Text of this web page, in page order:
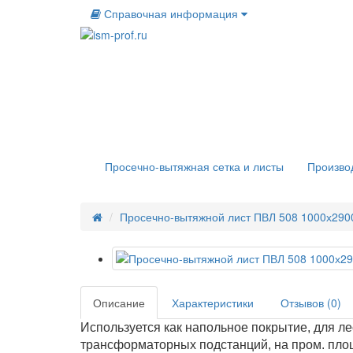
Справочная информация
Просечно-вытяжная сетка и листы
Просечно-вытяжной лист ПВЛ 508
Описание Характеристики Отзывов (0)
Используется как напольное покрытие, для
трансформаторных подстанций, на пром.